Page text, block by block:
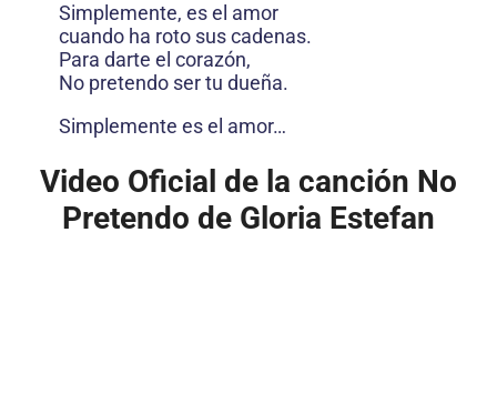
Simplemente, es el amor
cuando ha roto sus cadenas.
Para darte el corazón,
No pretendo ser tu dueña.
Simplemente es el amor…
Video Oficial de la canción No
Pretendo de Gloria Estefan